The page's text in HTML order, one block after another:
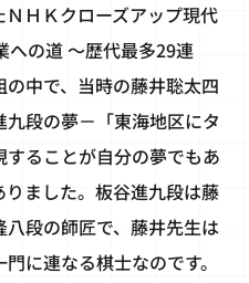
ＨＫクローズアップ現代
への道 ～歴代最多29連
中で、当時の藤井聡太四
段の夢－「東海地区にタ
ることが自分の夢でもあ
ました。板谷進九段は藤
段の師匠で、藤井先生は
に連なる棋士なのです。